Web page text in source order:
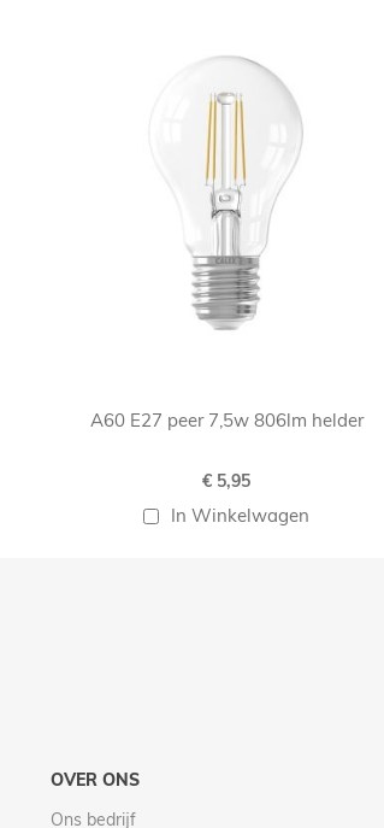
A60 E27 peer 7,5w 806lm helder
€ 5,95
In Winkelwagen
OVER ONS
Ons bedrijf